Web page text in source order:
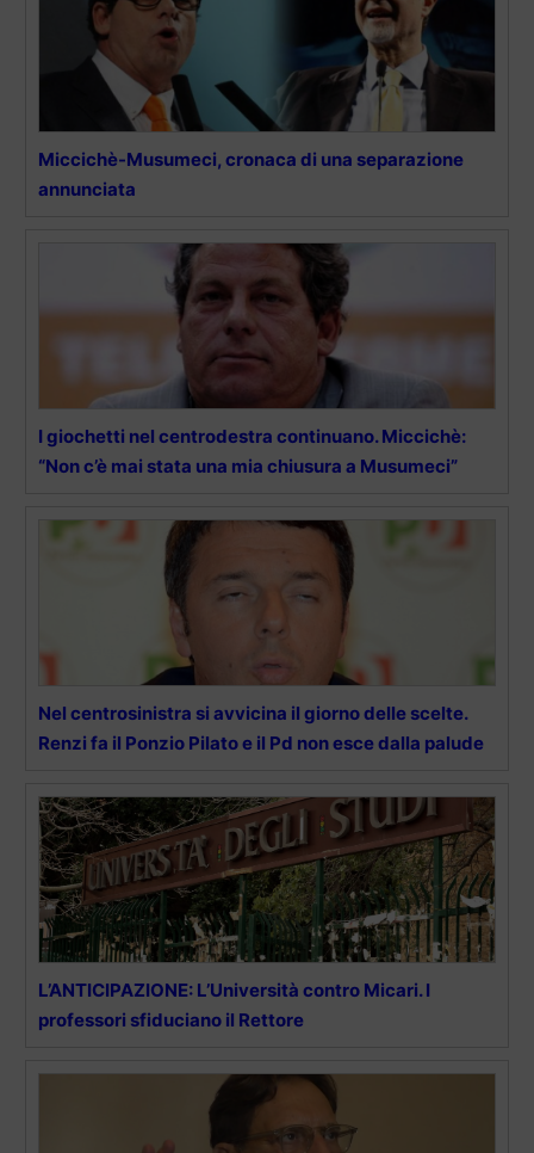
Miccichè-Musumeci, cronaca di una separazione
annunciata
I giochetti nel centrodestra continuano. Miccichè:
“Non c’è mai stata una mia chiusura a Musumeci”
Nel centrosinistra si avvicina il giorno delle scelte.
Renzi fa il Ponzio Pilato e il Pd non esce dalla palude
L’ANTICIPAZIONE: L’Università contro Micari. I
professori sfiduciano il Rettore